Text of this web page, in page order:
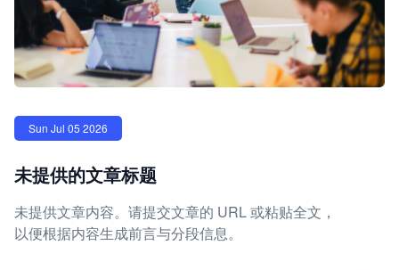
Sun Jul 05 2026
未提供的文章标题
未提供文章内容。请提交文章的 URL 或粘贴全文，
以便根据内容生成前言与分段信息。